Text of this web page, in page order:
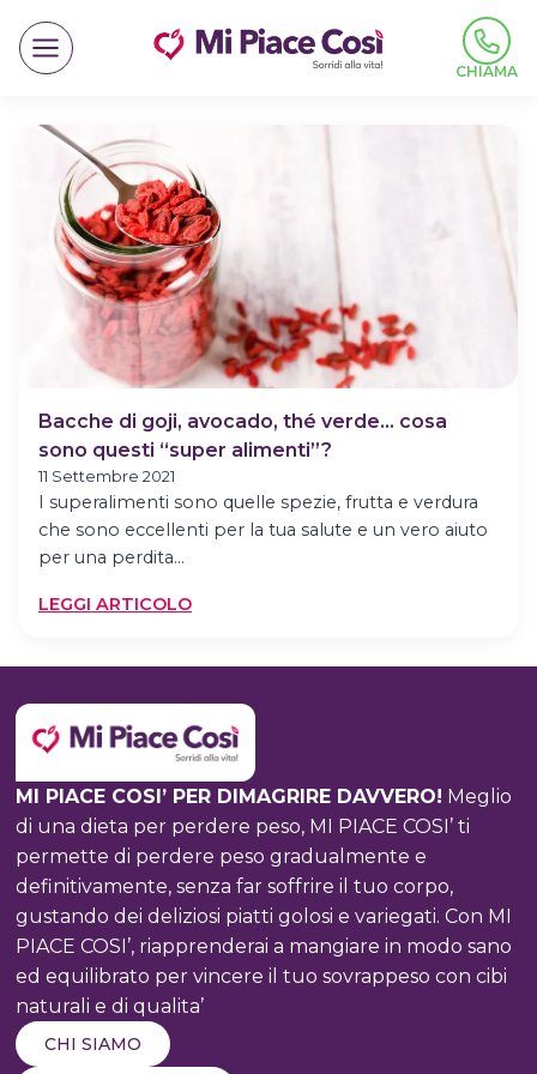
contenuto
CHIAMA
Bacche di goji, avocado, thé verde… cosa
sono questi “super alimenti”?
11 Settembre 2021
I superalimenti sono quelle spezie, frutta e verdura
che sono eccellenti per la tua salute e un vero aiuto
per una perdita…
LEGGI ARTICOLO:
AVOCADO,
THÉ
VERDE…
COSA
SONO
QUESTI
“SUPER
ALIMENTI”?
MI PIACE COSI’ PER DIMAGRIRE DAVVERO! Meglio
di una dieta per perdere peso, MI PIACE COSI’ ti
permette di perdere peso gradualmente e
definitivamente, senza far soffrire il tuo corpo,
gustando dei deliziosi piatti golosi e variegati. Con MI
PIACE COSI’, riapprenderai a mangiare in modo sano
ed equilibrato per vincere il tuo sovrappeso con cibi
naturali e di qualita’
CHI SIAMO